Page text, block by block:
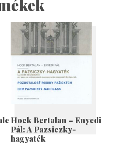
Hock Bertalan – Enyedi
Pál: A Pazsiczky-
hagyaték